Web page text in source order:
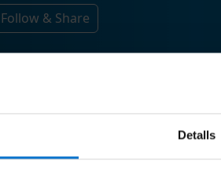
Detalls
Follow & Share